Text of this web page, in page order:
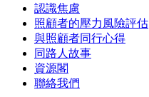
認識焦慮
照顧者的壓力風險評估
與照顧者同行心得
同路人故事
資源閣
聯絡我們